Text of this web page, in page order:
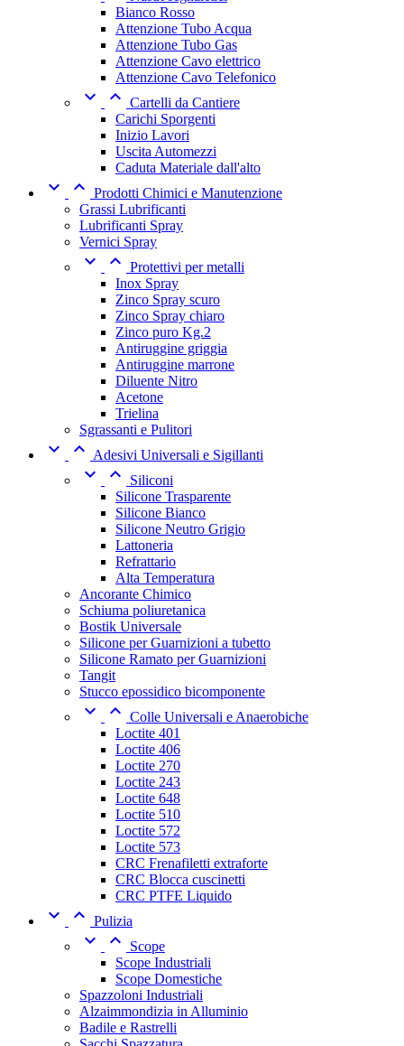
Bianco Rosso
Attenzione Tubo Acqua
Attenzione Tubo Gas
Attenzione Cavo elettrico
Attenzione Cavo Telefonico
  Cartelli da Cantiere
Carichi Sporgenti
Inizio Lavori
Uscita Automezzi
Caduta Materiale dall'alto
  Prodotti Chimici e Manutenzione
Grassi Lubrificanti
Lubrificanti Spray
Vernici Spray
  Protettivi per metalli
Inox Spray
Zinco Spray scuro
Zinco Spray chiaro
Zinco puro Kg.2
Antiruggine griggia
Antiruggine marrone
Diluente Nitro
Acetone
Trielina
Sgrassanti e Pulitori
  Adesivi Universali e Sigillanti
 
Siliconi
Silicone Trasparente
Silicone Bianco
Silicone Neutro Grigio
Lattoneria
Refrattario
Alta Temperatura
Ancorante Chimico
Schiuma poliuretanica
Bostik Universale
Silicone per Guarnizioni a tubetto
Silicone Ramato per Guarnizioni
Tangit
Stucco epossidico bicomponente
  Colle Universali e Anaerobiche
Loctite 401
Loctite 406
Loctite 270
Loctite 243
Loctite 648
Loctite 510
Loctite 572
Loctite 573
CRC Frenafiletti extraforte
CRC Blocca cuscinetti
CRC PTFE Liquido
  Pulizia
 
Scope
Scope Industriali
Scope Domestiche
Spazzoloni Industriali
Alzaimmondizia in Alluminio
Badile e Rastrelli